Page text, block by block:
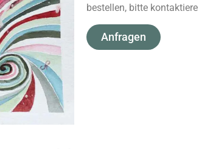
bestellen, bitte
Anfragen